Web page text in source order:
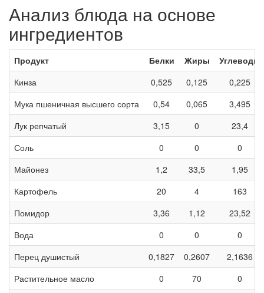
Анализ блюда на основе
ингредиентов
Продукт Белки Жиры
Углеводы
Кинза
0,525 0,125
0,225
Мука пшеничная высшего сорта
0,54 0,065
3,495
Лук репчатый
3,15 0
23,4
Соль
0 0
0
Майонез
1,2 33,5
1,95
Картофель
20 4
163
Помидор
3,36 1,12
23,52
Вода
0 0
0
Перец душистый
0,1827 0,2607
2,1636
Растительное масло
0 70
0